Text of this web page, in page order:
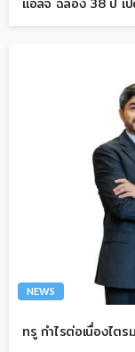
NEWS
ทรู กำไรต่อเนื่องไต